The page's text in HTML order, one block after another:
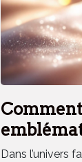
elle un
Dans l’univers